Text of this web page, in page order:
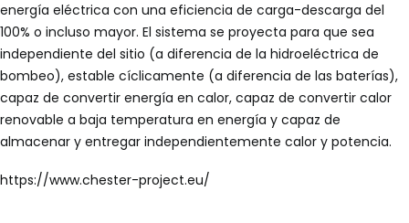
energía eléctrica con una eficiencia de carga-descarga del
100% o incluso mayor. El sistema se proyecta para que sea
independiente del sitio (a diferencia de la hidroeléctrica de
bombeo), estable cíclicamente (a diferencia de las baterías),
capaz de convertir energía en calor, capaz de convertir calor
renovable a baja temperatura en energía y capaz de
almacenar y entregar independientemente calor y potencia.
https://www.chester-project.eu/